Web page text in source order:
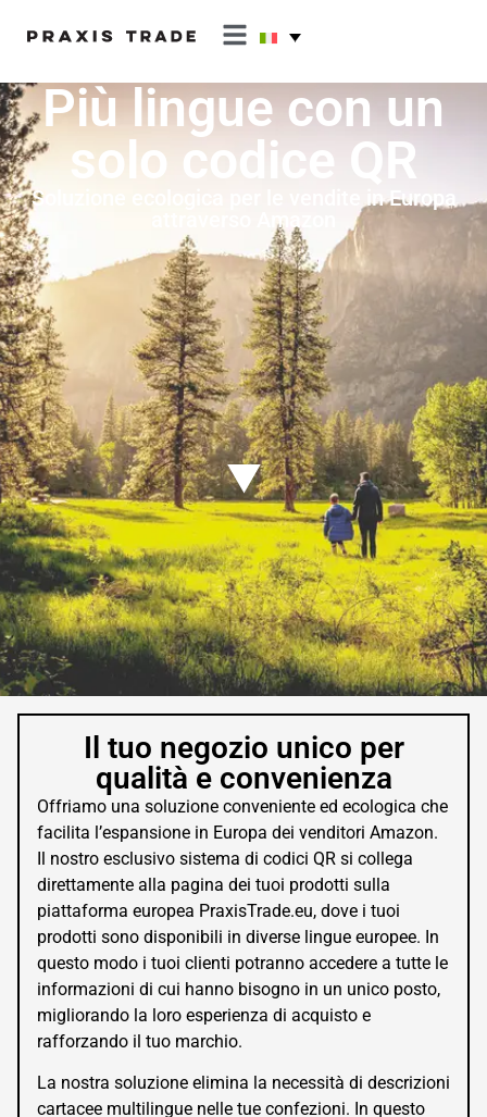
Più lingue con un
solo codice QR
Soluzione ecologica per le vendite in Europa
attraverso Amazon
Il tuo negozio unico per
qualità e convenienza
Offriamo una soluzione conveniente ed ecologica che
facilita l’espansione in Europa dei venditori Amazon.
Il nostro esclusivo sistema di codici QR si collega
direttamente alla pagina dei tuoi prodotti sulla
piattaforma europea PraxisTrade.eu, dove i tuoi
prodotti sono disponibili in diverse lingue europee. In
questo modo i tuoi clienti potranno accedere a tutte le
informazioni di cui hanno bisogno in un unico posto,
migliorando la loro esperienza di acquisto e
rafforzando il tuo marchio.
La nostra soluzione elimina la necessità di descrizioni
cartacee multilingue nelle tue confezioni. In questo